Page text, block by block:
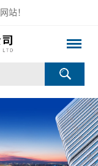
站！